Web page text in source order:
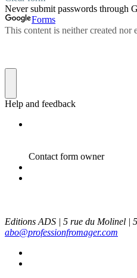
Editions ADS | 5 rue du Molinel |
abo@professionfromager.com